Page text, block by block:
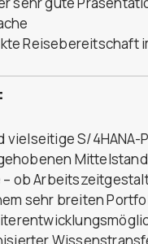
Reisebereitschaft
vielseitige S/
Mittelstand
– ob
sehr breiten